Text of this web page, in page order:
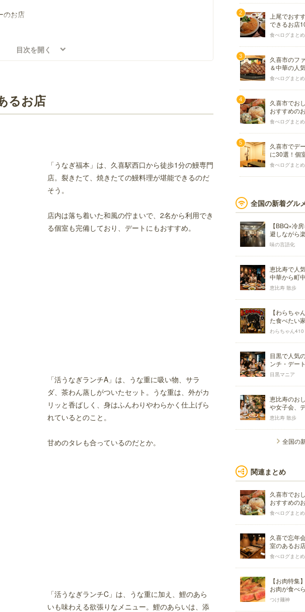
のお店
ナーのお店
ージュ菖蒲店
鷲宮店
目次を開く
るお店
「うなぎ福本」は、久喜駅西口から徒歩1分の鰻専門
店。裂きたて、焼きたての鰻料理が堪能できるのだ
そう。
店内は落ち着いた和風の佇まいで、2名から利用でき
る個室も完備しており、デートにもおすすめ。
「活うなぎランチA」は、うな重に吸い物、サラ
ダ、茶わん蒸しがついたセット。うな重は、外がカ
リッと香ばしく、身はふんわりやわらかく仕上げら
れているとのこと。
甘めのタレも合っているのだとか。
「活うなぎランチC」は、うな重に加え、鯉のあら
いも味わえる欲張りなメニュー。鯉のあらいは、添
上尾でおす
できるお店
食べログまと
久喜市のフ
＆中華の人
食べログまと
久喜市でお
おすすめの
食べログまと
久喜市でデ
に30選！個
食べログまと
全国の新着グル
【BBQ×冷
避しながら
味の言語化
恵比寿で人
中華から町
恵比寿 散歩
【わらちゃ
た食べたい
わらちゃん410
目黒で人気
ンチ・デー
目黒マニア
恵比寿のお
や女子会、
恵比寿 散歩
全国の
関連まとめ
久喜市でお
おすすめの
食べログまと
久喜で忘年
室のあるお
食べログまと
【お肉特集
お肉が食べ
つけ麺神